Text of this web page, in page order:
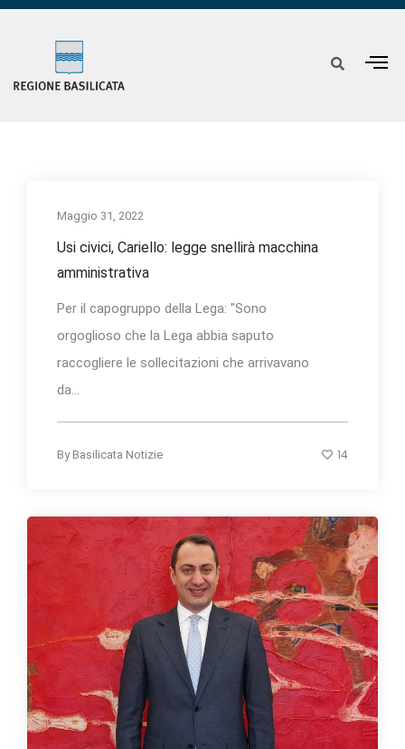
Maggio 31, 2022
Usi civici, Cariello: legge snellirà macchina
amministrativa
Per il capogruppo della Lega: "Sono
orgoglioso che la Lega abbia saputo
raccogliere le sollecitazioni che arrivavano
da...
By Basilicata Notizie 14